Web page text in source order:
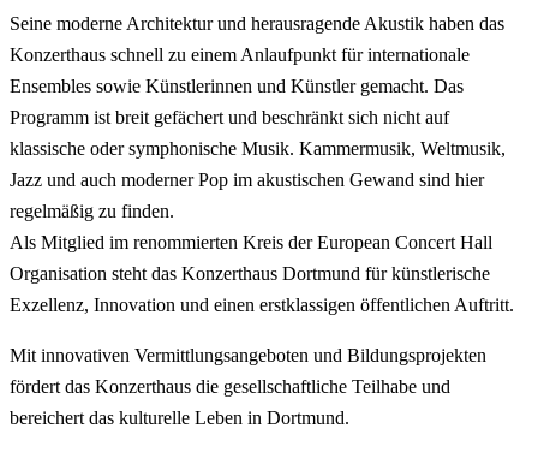
Seine moderne Architektur und herausragende Akustik haben das
Konzerthaus schnell zu einem Anlaufpunkt für internationale
Ensembles sowie Künstlerinnen und Künstler gemacht. Das
Programm ist breit gefächert und beschränkt sich nicht auf
klassische oder symphonische Musik. Kammermusik, Weltmusik,
Jazz und auch moderner Pop im akustischen Gewand sind hier
regelmäßig zu finden.
Als Mitglied im renommierten Kreis derEuropean Concert Hall
Organisation steht das Konzerthaus Dortmund für künstlerische
Exzellenz, Innovation und einen erstklassigen öffentlichen Auftritt.
Mit innovativen Vermittlungsangeboten und Bildungsprojekten
fördert das Konzerthaus die gesellschaftliche Teilhabe und
bereichert das kulturelle Leben in Dortmund.